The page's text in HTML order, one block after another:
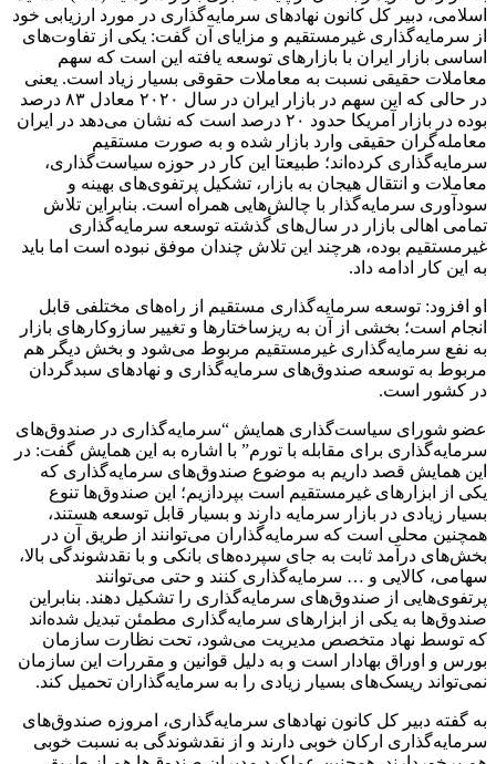
اسلامی، دبیر کل کانون نهادهای سرمایه‌گذاری در مورد ارزیابی خود
از سرمایه‌گذاری غیرمستقیم و مزایای آن گفت: یکی از تفاوت‌های
اساسی بازار ایران با بازارهای توسعه یافته این است که سهم
معاملات حقیقی نسبت به معاملات حقوقی بسیار زیاد است. یعنی
در حالی که این سهم در بازار ایران در سال ۲۰۲۰ معادل ۸۳ درصد
بوده در بازار آمریکا حدود ۲۰ درصد است که نشان می‌دهد در ایران
معامله‌گران حقیقی وارد بازار شده و به‌ صورت مستقیم
سرمایه‌گذاری کرده‌اند؛ طبیعتا این کار در حوزه سیاست‌گذاری،
معاملات و انتقال هیجان به بازار، تشکیل پرتفوی‌های بهینه و
سودآوری سرمایه‌گذار با چالش‌هایی همراه است. بنابراین تلاش
تمامی اهالی بازار در سال‌های گذشته توسعه سرمایه‌گذاری
غیرمستقیم بوده، هرچند این تلاش چندان موفق نبوده است اما باید
به این کار ادامه داد.
او افزود: توسعه سرمایه‌گذاری مستقیم از راه‌های مختلفی قابل
انجام است؛ بخشی از آن به ریزساختارها و تغییر سازوکارهای بازار
به نفع سرمایه‌گذاری غیرمستقیم مربوط می‌شود و بخش دیگر هم
مربوط به توسعه صندوق‌های سرمایه‌گذاری و نهادهای سبدگردان
در کشور است.
عضو شورای سیاست‌گذاری همایش “سرمایه‌گذاری در صندوق‌های
سرمایه‌گذاری برای مقابله با تورم” با اشاره به این همایش گفت: در
این همایش قصد داریم به موضوع صندوق‌های سرمایه‌گذاری که
یکی از ابزارهای غیرمستقیم است بپردازیم؛ این صندوق‌ها تنوع
بسیار زیادی در بازار سرمایه دارند و بسیار قابل توسعه هستند،
همچنین محلی است که سرمایه‌گذاران می‌توانند از طریق آن در
بخش‌های درآمد ثابت به جای سپرده‌های بانکی و با نقدشوندگی بالا،
سهامی، کالایی و … سرمایه‌گذاری کنند و حتی می‌توانند
پرتفوی‌هایی از صندوق‌های سرمایه‌گذاری را تشکیل دهند. بنابراین
صندوق‌ها به یکی از ابزارهای سرمایه‌گذاری مطمئن تبدیل شده‌اند
که توسط نهاد متخصص مدیریت می‌شود، تحت نظارت سازمان
بورس و اوراق بهادار است و به دلیل قوانین و مقررات این سازمان
نمی‌تواند ریسک‌های بسیار زیادی را به سرمایه‌گذاران تحمیل کند.
به گفته دبیر کل کانون نهادهای سرمایه‌گذاری، امروزه صندوق‌های
سرمایه‌گذاری ارکان خوبی دارند و از نقدشوندگی به نسبت خوبی